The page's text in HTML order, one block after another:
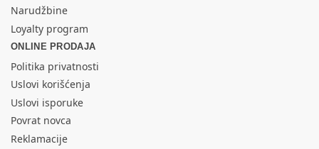
Narudžbine
Loyalty program
ONLINE PRODAJA
Politika privatnosti
Uslovi korišćenja
Uslovi isporuke
Povrat novca
Reklamacije